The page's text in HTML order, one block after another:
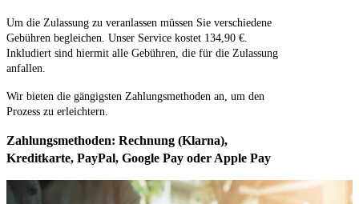
Um die Zulassung zu veranlassen müssen Sie verschiedene
Gebühren begleichen. Unser Service kostet 134,90 €.
Inkludiert sind hiermit alle Gebühren, die für die Zulassung
anfallen.
Wir bieten die gängigsten Zahlungsmethoden an, um den
Prozess zu erleichtern.
Zahlungsmethoden: Rechnung (Klarna),
Kreditkarte, PayPal, Google Pay oder Apple Pay